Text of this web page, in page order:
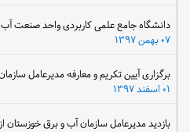
دانشگاه جامع علمی کاربردی واحد صنعت آب
۰۷ بهمن ۱۳۹۷
برگزاری آیین تکریم و معارفه مدیرعامل
بازدید مدیرعامل سازمان آب و برق خوزستان